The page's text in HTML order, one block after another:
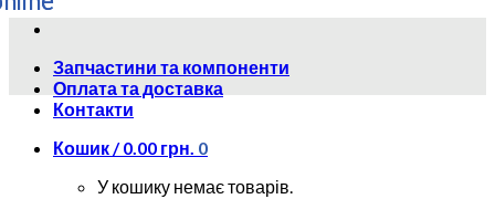
Skip
contentЗапчастини та компоненти
Оплата та доставка
Контакти
Кошик /0.00 грн. 0
У кошику немає товарів.